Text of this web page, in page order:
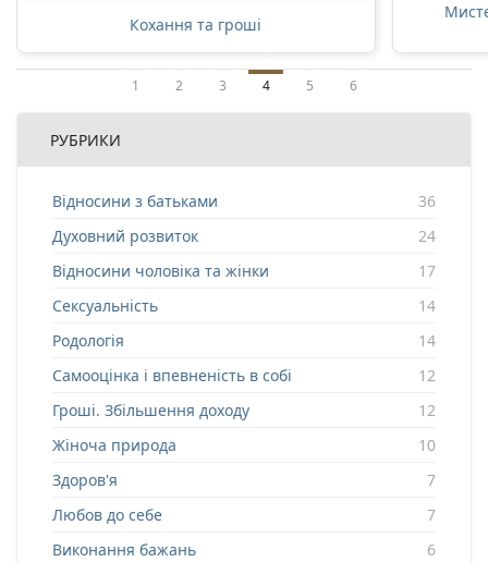
Кохання та гроші
1 2 3 4 5 6
РУБРИКИ
Відносини з батьками
36
Духовний розвиток
24
Відносини чоловіка та жінки
17
Сексуальність
14
Родологія
14
Самооцінка і впевненість в собі
12
Гроші. Збільшення доходу
12
Жіноча природа
10
Здоров'я
7
Любов до себе
7
Виконання бажань
6